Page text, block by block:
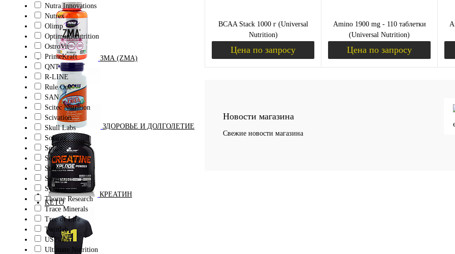
ЗМА (ZMA)
ЗДОРОВЬЕ И ДОЛГОЛЕТИЕ
КРЕАТИН
KETO
Nutra Innovations
Nutrex
Olimp
Optimum nutrition
OstroVit
PrimeKraft
QNT
R-LINE
Rule One
SAN
Scitec Nutrition
Scivation
Skull Labs
Solaray
Solgar
Source Naturals
Strimex
Swanson
Syntrax
Thorne Research
Trace Minerals
Tree of Life
Twinlab
USPlabs
Ultimate Nutrition
BCAA Stack 1000 г (Universal
Nutrition)
Цена по запросу
Amino 1900 mg - 110 таблетки
(Universal Nutrition)
Цена по запросу
Новости магазина
Свежие новости магазина